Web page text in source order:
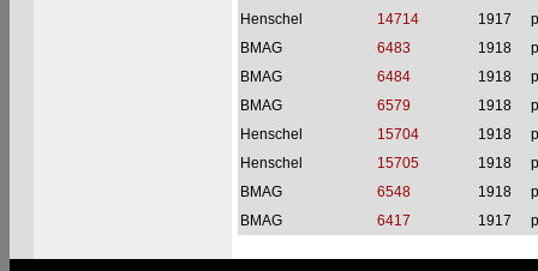
Henschel
14714 1917
BMAG
6483 1918
BMAG
6484 1918
BMAG
6579 1918
Henschel
15704 1918
Henschel
15705 1918
BMAG
6548 1918
BMAG
6417 1917